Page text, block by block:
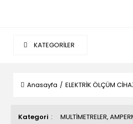
KATEGORİLER
Anasayfa ELEKTRİK ÖLÇÜM
Kategori MULTİMETRELER,